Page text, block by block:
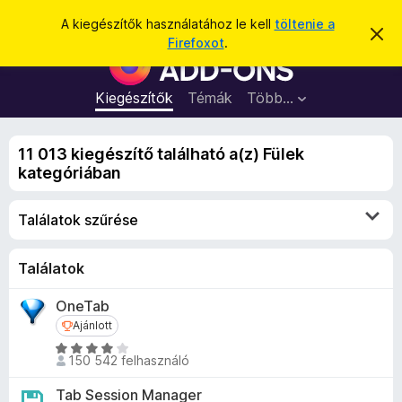
A kiegészítők használatához le kell töltenie a
Firefoxot.
É
t
t
F
i
r
e
o
i
Kiegészítők Témák Több…
Bejelentkezés
r
11 013 kiegészítő található a(z) Fülek
kategóriában
Találatok szűrése
Találatok
OneTab
Ajánlott
Ajánlott
C
s
i
150 542 felhasználó
Tab Session Manager